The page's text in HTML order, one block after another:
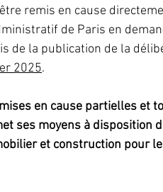
remis en cause
de Paris en
de la publication de la
2025.
en cause partielles et
ses moyens à disposition
et construction pour